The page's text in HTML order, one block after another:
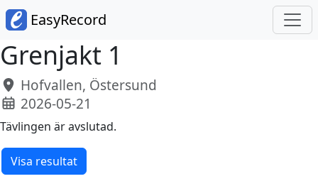
EasyRecord
Grenjakt 1
Hofvallen, Östersund
2026-05-21
Tävlingen är avslutad.
Visa resultat